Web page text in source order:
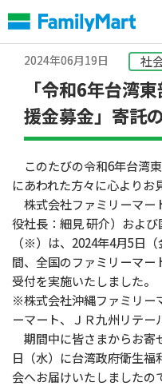
文
へ
2024年06月19日
社
「令和6年台湾
援金募金」寄託
このたびの令和6年台湾
にあわれた方々に心よりお
株式会社ファミリーマー
役社長：細見 研介）およ
（※）は、2024年4月5日
間、全国のファミリーマー
受付を実施いたしました。
※株式会社沖縄ファミリー
ーマート、ＪＲ九州リテー
期間中に皆さまからお寄
日（水）に台湾政府衛生
会へお届けいたしましたの